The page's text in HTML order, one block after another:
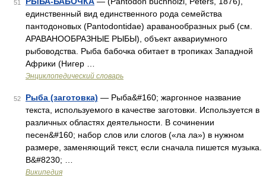
51
единственный вид единственного рода семейства
пантодоновых (Pantodontidae) араванообразных рыб (см.
АРАВАНООБРАЗНЫЕ РЫБЫ), объект аквариумного
рыбоводства. Рыба бабочка обитает в тропиках Западной
Африки (Нигер …
Энциклопедический словарь
52 Рыба (заготовка) — Рыба&#160; жаргонное название
текста, используемого в качестве заготовки. Используется в
различных областях деятельности. В сочинении
песен&#160; набор слов или слогов («ла ла») в нужном
размере, заменяющий текст, если сначала пишется музыка.
В&#8230; …
Википедия